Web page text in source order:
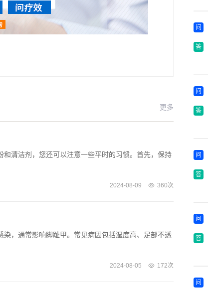
更多
清洁剂，您还可以注意一些平时的习惯。首先，保持
2024-08-09 360次
，通常影响脚趾甲。常见病因包括湿度高、足部不透
2024-08-05 172次